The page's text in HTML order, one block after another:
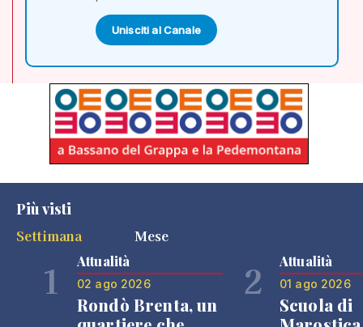
Unisciti al Canale
Più visti
Settimana
Mese
1 Attualità
02 ago 2026
Rondò Brenta, un
2 Attualità
01 ago 2026
Scuola di